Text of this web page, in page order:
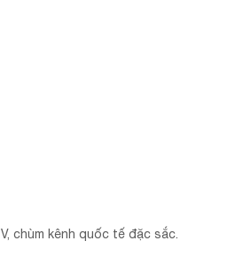
chùm kênh quốc tế đặc sắc.